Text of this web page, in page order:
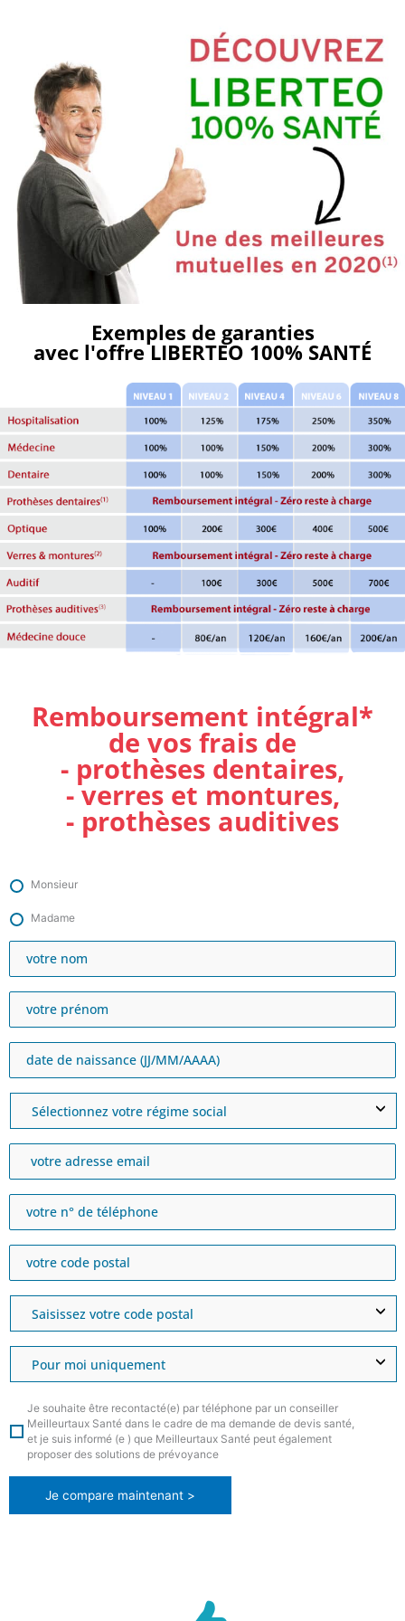
Exemples de garanties
avec l'offre LIBERTEO 100% SANTÉ
Remboursement intégral*
de vos frais de
- prothèses dentaires,
- verres et montures,
- prothèses auditives
Monsieur
Madame
Je souhaite être recontacté(e) par téléphone par un conseiller
Meilleurtaux Santé dans le cadre de ma demande de devis santé,
et je suis informé (e ) que Meilleurtaux Santé peut également
proposer des solutions de prévoyance
Je compare maintenant >